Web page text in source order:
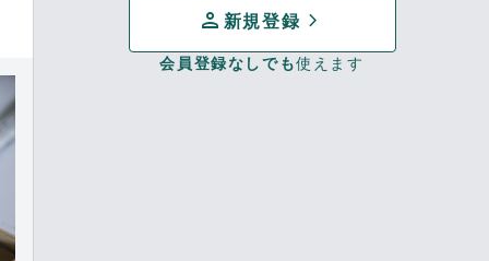
person 新規登録 chevron_forward
会員登録なしでも使えます